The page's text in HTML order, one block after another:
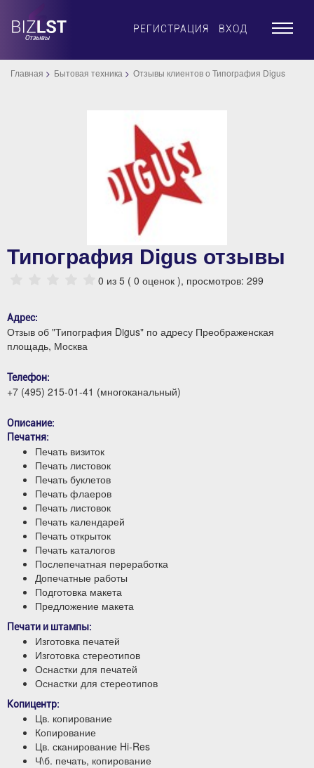
РЕГИСТРАЦИЯ ВХОД ×
Главная Бытовая техника Отзывы клиентов о Типография Digus
Типография Digus отзывы
0 из 5 ( 0 оценок ), просмотров: 299
Адрес:
Отзыв об "Типография Digus" по адресу Преображенская
площадь, Москва
Телефон:
+7 (495) 215-01-41 (многоканальный)
Описание:
Печатня:
Печать визиток
Печать листовок
Печать буклетов
Печать флаеров
Печать листовок
Печать календарей
Печать открыток
Печать каталогов
Послепечатная переработка
Допечатные работы
Подготовка макета
Предложение макета
Печати и штампы:
Изготовка печатей
Изготовка стереотипов
Оснастки для печатей
Оснастки для стереотипов
Копицентр:
Цв. копирование
Копирование
Цв. сканирование Hi-Res
Ч\б. печать, копирование